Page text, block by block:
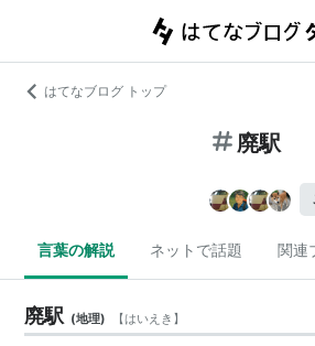
はてなブログ トップ
廃駅
言葉の解説 ネットで話題 関連
廃駅 (地理) 【はいえき 】